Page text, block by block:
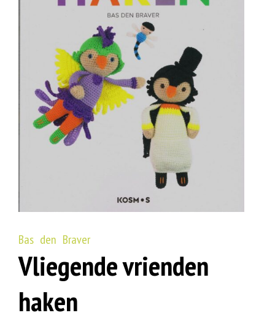
Bas den Braver
Vliegende vrienden
haken